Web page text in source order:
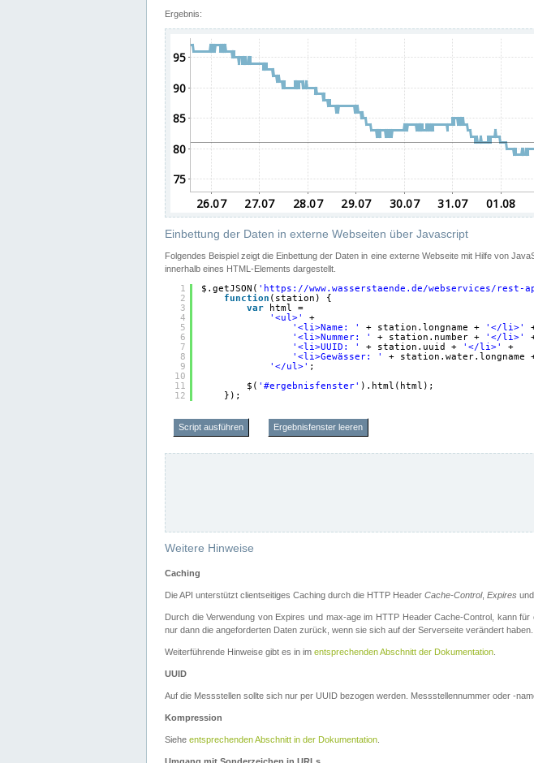
Ergebnis:
Einbettung der Daten in externe Webseiten über Javascript
Folgendes Beispiel zeigt die Einbettung der Daten in eine externe Webseite mit Hilfe von
innerhalb eines HTML-Elements dargestellt.
1
2
3
4
5
6
7
8
9
10
11
12
$.getJSON( ' https://www.wasserstaende.de/webservices/rest-
function (station) {
var
html =
'<ul>'
+
'<li>Name: '
+ station.longname + '</li>'
'<li>Nummer: '
+ station.number + '</li>'
'<li>UUID: '
+ station.uuid + '</li>'
+
'<li>Gewässer: '
+ station.water.longname
'</ul>' ;
$( '#ergebnisfenster' ).html(html);
});
Script ausführen Ergebnisfenster leeren
Weitere Hinweise
Caching
Die API unterstützt clientseitiges Caching durch die HTTP Header Cache-Control, Expires und
Durch die Verwendung von Expires und max-age im HTTP Header Cache-Control, kann
nur dann die angeforderten Daten zurück, wenn sie sich auf der Serverseite verändert haben.
Weiterführende Hinweise gibt es in im entsprechenden Abschnitt der Dokumentation.
UUID
Auf die Messstellen sollte sich nur per UUID bezogen werden. Messstellennummer oder -
Kompression
Siehe entsprechenden Abschnitt in der Dokumentation.